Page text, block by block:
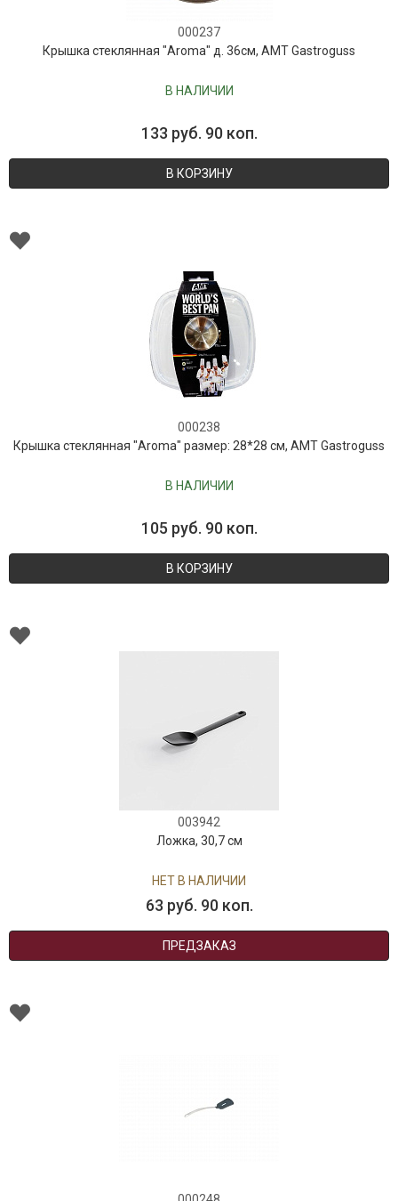
000237
Крышка стеклянная "Aroma" д. 36см, AMT Gastroguss
В НАЛИЧИИ
133 руб. 90 коп.
В КОРЗИНУ
000238
Крышка стеклянная "Aroma" размер: 28*28 см, AMT Gastroguss
В НАЛИЧИИ
105 руб. 90 коп.
В КОРЗИНУ
003942
Ложка, 30,7 см
НЕТ В НАЛИЧИИ
63 руб. 90 коп.
ПРЕДЗАКАЗ